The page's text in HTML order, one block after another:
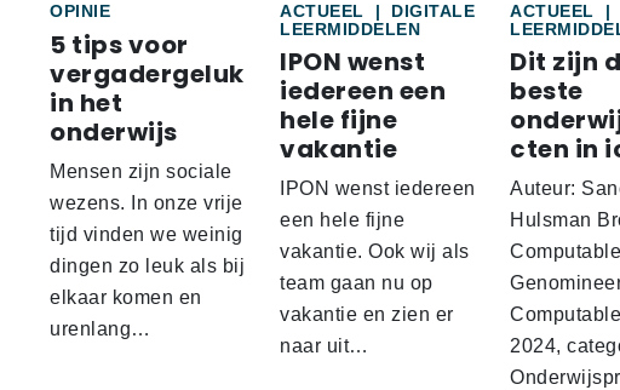
OPINIE
5 tips voor
vergadergeluk
in het
onderwijs
Mensen zijn sociale
wezens. In onze vrije
tijd vinden we weinig
dingen zo leuk als bij
elkaar komen en
urenlang…
ACTUEEL |
DIGITALE
LEERMIDDELEN
IPON wenst
iedereen een
hele fijne
vakantie
IPON wenst iedereen
een hele fijne
vakantie. Ook wij als
team gaan nu op
vakantie en zien er
naar uit…
ACTUEEL
|
Dit zijn
beste
cten in
Auteur:
Hulsman
Computable
2024,